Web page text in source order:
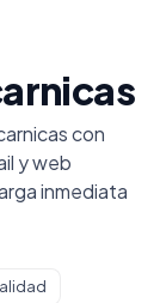
con
y web
inmediata